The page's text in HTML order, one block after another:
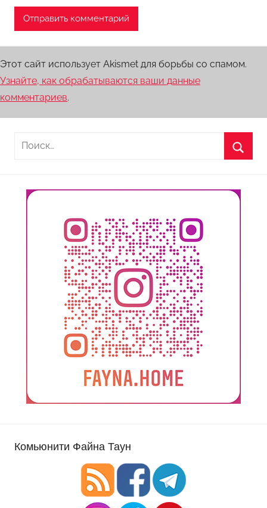
Этот сайт использует Akismet для борьбы со спамом.
Узнайте, как обрабатываются ваши данные
комментариев.
Найти:
Комьюнити Файна Таун